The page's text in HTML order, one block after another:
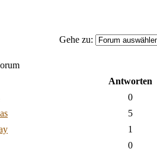
Gehe zu:
Antworten
0
5
1
0